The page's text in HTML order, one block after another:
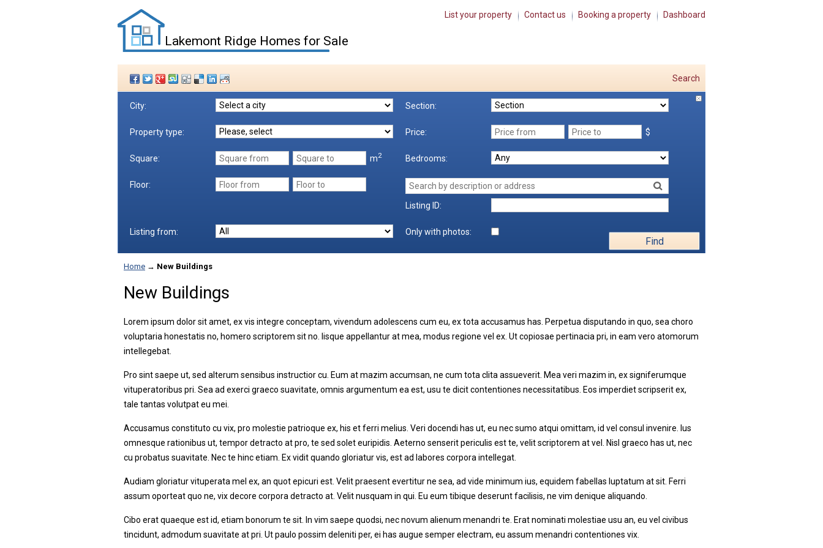
Lakemont Ridge Homes for Sale
List your property Contact us Booking a property Dashboard
Search
City: Section:
Property type: Price: $
Square: m2 Bedrooms:
Floor:
Listing ID:
Listing from: Only with photos:
Find
Home → New Buildings
New Buildings
Lorem ipsum dolor sit amet, ex vis integre conceptam, vivendum adolescens cum eu, ex tota accusamus has. Perpetua disputando in quo, sea choro
voluptaria honestatis no, homero scriptorem sit no. Iisque appellantur at mea, modus regione vel ex. Ut copiosae pertinacia pri, in eam vero atomorum
intellegebat.
Pro sint saepe ut, sed alterum sensibus instructior cu. Eum at mazim accumsan, ne cum tota clita assueverit. Mea veri mazim in, ex signiferumque
vituperatoribus pri. Sea ad exerci graeco suavitate, omnis argumentum ea est, usu te dicit contentiones necessitatibus. Eos imperdiet scripserit ex,
tale tantas volutpat eu mei.
Accusamus constituto cu vix, pro molestie patrioque ex, his et ferri melius. Veri docendi has ut, eu nec sumo atqui omittam, id vel consul invenire. Ius
omnesque rationibus ut, tempor detracto at pro, te sed solet euripidis. Aeterno senserit periculis est te, velit scriptorem at vel. Nisl graeco has ut, nec
cu probatus suavitate. Nec te hinc etiam. Ex vidit quando gloriatur vis, est ad labores corpora intellegat.
Audiam gloriatur vituperata mel ex, an quot epicuri est. Velit praesent evertitur ne sea, ad vide minimum ius, equidem fabellas luptatum at sit. Ferri
assum oporteat quo ne, vix decore corpora detracto at. Velit nusquam in qui. Eu eum tibique deserunt facilisis, ne vim denique aliquando.
Cibo erat quaeque est id, etiam bonorum te sit. In vim saepe quodsi, nec novum alienum menandri te. Erat nominati molestiae usu an, eu vel civibus
tincidunt, admodum suavitate at pri. Ut paulo possim deleniti per, ei has augue semper electram, eu assum menandri contentiones vix.